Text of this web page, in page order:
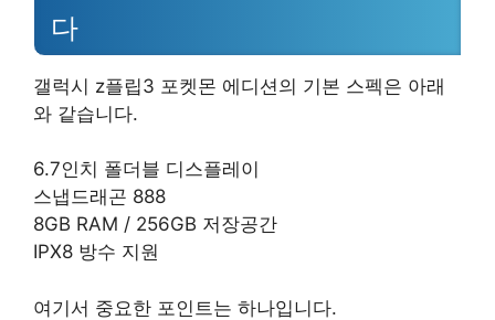
다
갤럭시 z플립3 포켓몬 에디션의 기본 스펙은 아래
와 같습니다.
6.7인치 폴더블 디스플레이
스냅드래곤 888
8GB RAM / 256GB 저장공간
IPX8 방수 지원
여기서 중요한 포인트는 하나입니다.